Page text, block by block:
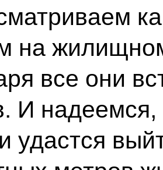
на
все они
И надеемся,
удастся